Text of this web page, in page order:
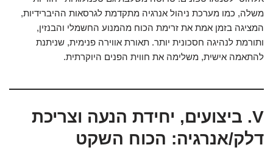
משלה, כמו מערכת ניהול אנרגיה מתקדמת לגרסאות ההיברידיות,
המציגה בזמן אמת את זרימת הכוח מהמנוע החשמלי והבנזין,
ותורמת לנהיגה חסכונית יותר. תאורת אווירה פנימית, שניתנת
להתאמה אישית, משלימה את חווית הפנים היוקרתית.
V. ביצועים, יחידת הנעה וצריכת
דלק/אנרגיה: הכוח השקט